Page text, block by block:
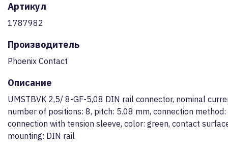
Артикул
1787982
Производитель
Phoenix Contact
Описание
UMSTBVK 2,5/ 8-GF-5,08 DIN rail connector, nominal
number of positions: 8, pitch: 5.08 mm, connection method:
connection with tension sleeve, color: green, contact
mounting: DIN rail